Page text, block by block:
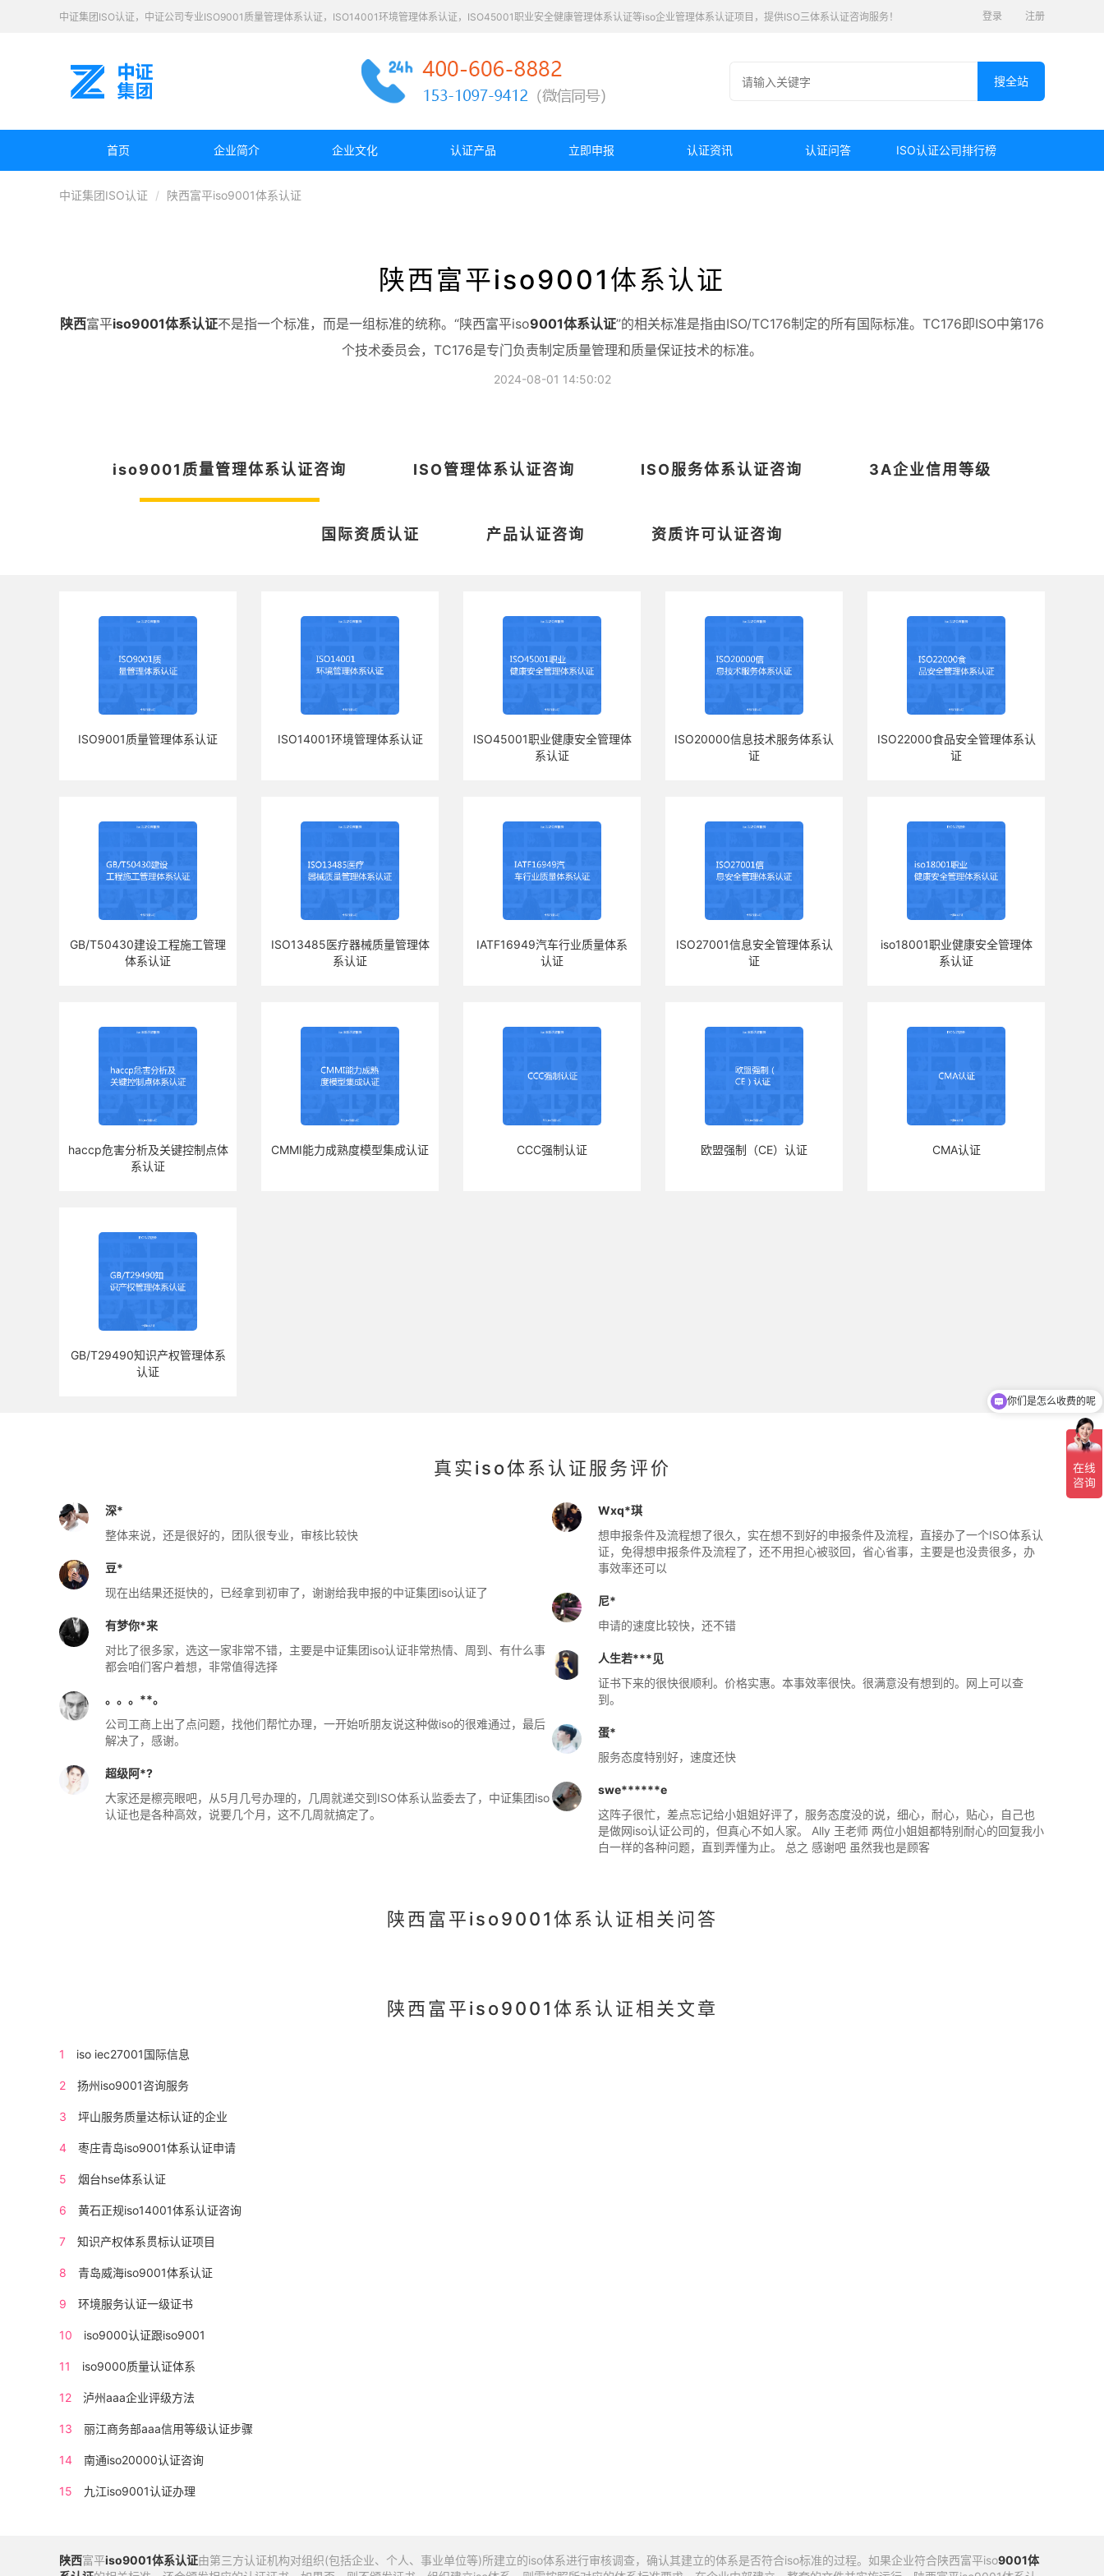
中证集团ISO认证，中证公司专业ISO9001质量管理体系认证，ISO14001环境管理体系认证，ISO45001职业安全健康管理体系认证等iso企业管理体系认证项目，提供ISO三体系认证咨询服务！ 登录 注册
首页 企业简介 企业文化 认证产品 立即申报 认证资讯 认证问答 ISO认证公司排行榜
中证集团ISO认证 陕西富平iso9001体系认证
陕西富平iso9001体系认证
陕西富平iso9001体系认证不是指一个标准，而是一组标准的统称。“陕西富平iso9001体系认证”的相关标准是指由ISO/TC176制定的所有国际标准。TC176即ISO中第176
个技术委员会，TC176是专门负责制定质量管理和质量保证技术的标准。
2024-08-01 14:50:02
iso9001质量管理体系认证咨询 ISO管理体系认证咨询 ISO服务体系认证咨询 3A企业信用等级
国际资质认证 产品认证咨询 资质许可认证咨询
ISO9001质量管理体系认证 ISO14001环境管理体系认证
ISO45001职业健康安全管理体
系认证
ISO20000信息技术服务体系认
证
ISO22000食品安全管理体系认
证
GB/T50430建设工程施工管理
体系认证
ISO13485医疗器械质量管理体
系认证
IATF16949汽车行业质量体系
认证
ISO27001信息安全管理体系认
证
iso18001职业健康安全管理体
系认证
haccp危害分析及关键控制点体
系认证
CMMI能力成熟度模型集成认证 CCC强制认证 欧盟强制（CE）认证 CMA认证
GB/T29490知识产权管理体系
认证
真实iso体系认证服务评价
深*
整体来说，还是很好的，团队很专业，审核比较快
豆*
现在出结果还挺快的，已经拿到初审了，谢谢给我申报的中证集团iso认证了
有梦你*来
对比了很多家，选这一家非常不错，主要是中证集团iso认证非常热情、周到、有什么事
都会咱们客户着想，非常值得选择
。。。**。
公司工商上出了点问题，找他们帮忙办理，一开始听朋友说这种做iso的很难通过，最后
解决了，感谢。
超级阿*?
大家还是檫亮眼吧，从5月几号办理的，几周就递交到ISO体系认监委去了，中证集团iso
认证也是各种高效，说要几个月，这不几周就搞定了。
Wxq*琪
想申报条件及流程想了很久，实在想不到好的申报条件及流程，直接办了一个ISO体系认
证，免得想申报条件及流程了，还不用担心被驳回，省心省事，主要是也没贵很多，办
事效率还可以
尼*
申请的速度比较快，还不错
人生若***见
证书下来的很快很顺利。价格实惠。本事效率很快。很满意没有想到的。网上可以查
到。
蛋*
服务态度特别好，速度还快
swe******e
这阵子很忙，差点忘记给小姐姐好评了，服务态度没的说，细心，耐心，贴心，自己也
是做网iso认证公司的，但真心不如人家。 Ally 王老师 两位小姐姐都特别耐心的回复我小
白一样的各种问题，直到弄懂为止。 总之 感谢吧 虽然我也是顾客
陕西富平iso9001体系认证相关问答
陕西富平iso9001体系认证相关文章
1 iso iec27001国际信息
2 扬州iso9001咨询服务
3 坪山服务质量达标认证的企业
4 枣庄青岛iso9001体系认证申请
5 烟台hse体系认证
6 黄石正规iso14001体系认证咨询
7 知识产权体系贯标认证项目
8 青岛威海iso9001体系认证
9 环境服务认证一级证书
10 iso9000认证跟iso9001
11 iso9000质量认证体系
12 泸州aaa企业评级方法
13 丽江商务部aaa信用等级认证步骤
14 南通iso20000认证咨询
15 九江iso9001认证办理
陕西富平iso9001体系认证由第三方认证机构对组织(包括企业、个人、事业单位等)所建立的iso体系进行审核调查，确认其建立的体系是否符合iso标准的过程。如果企业符合陕西富平iso9001体
你们是怎么收费的呢